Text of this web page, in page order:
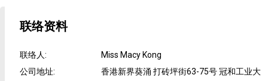
联络资料
联络人:
Miss Macy Kong
公司地址:
香港新界葵涌 打砖坪街63-75号 冠和工业大